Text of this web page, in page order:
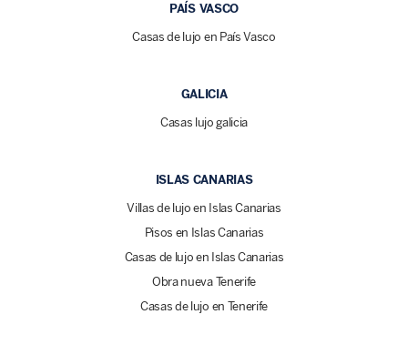
PAÍS VASCO
Casas de lujo en País Vasco
GALICIA
Casas lujo galicia
ISLAS CANARIAS
Villas de lujo en Islas Canarias
Pisos en Islas Canarias
Casas de lujo en Islas Canarias
Obra nueva Tenerife
Casas de lujo en Tenerife